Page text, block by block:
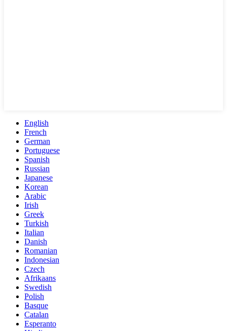
English
French
German
Portuguese
Spanish
Russian
Japanese
Korean
Arabic
Irish
Greek
Turkish
Italian
Danish
Romanian
Indonesian
Czech
Afrikaans
Swedish
Polish
Basque
Catalan
Esperanto